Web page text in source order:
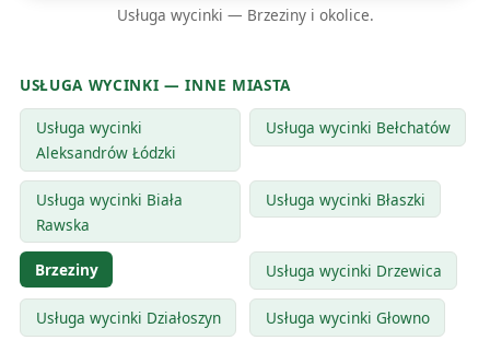
Usługa wycinki — Brzeziny i okolice.
USŁUGA WYCINKI — INNE MIASTA
Usługa wycinki
Aleksandrów Łódzki
Usługa wycinki Bełchatów
Usługa wycinki Biała
Rawska
Usługa wycinki Błaszki
Brzeziny Usługa wycinki Drzewica
Usługa wycinki Działoszyn Usługa wycinki Głowno